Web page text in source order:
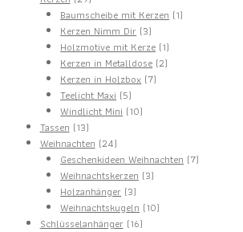
Produkte
Baumscheibe mit Kerzen 11
Kerzen Nimm Dir 33
Produkte
Holzmotive mit Kerze 11
Produkt
Kerzen in Metalldose 22
Kerzen in Holzbox 77
Teelicht Maxi 55
Produkte
Windlicht Mini 1010
Tassen 1313
Produkte
Weihnachten 2424
Produkte
Geschenkideen Weihnachten 77
Weihnachtskerzen 33
Holzanhänger 33
Produkte
Weihnachtskugeln 1010
Schlüsselanhänger 1616